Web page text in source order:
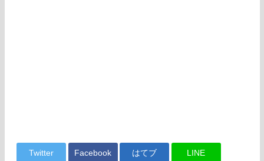
Twitter Facebook はてブ LINE